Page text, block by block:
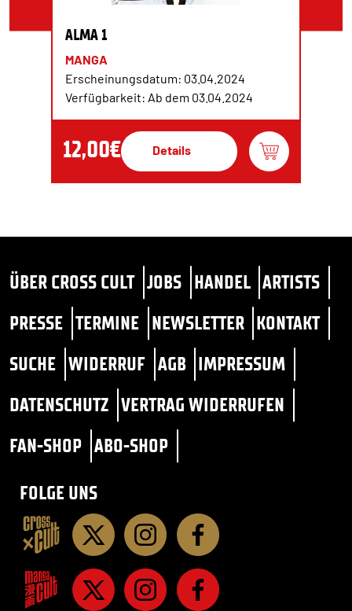
ALMA 1
MANGA
Erscheinungsdatum: 03.04.2024
Verfügbarkeit: Ab dem 03.04.2024
12,00€ Details
ÜBER CROSS CULT JOBS HANDEL ARTISTS
PRESSE TERMINE NEWSLETTER KONTAKT
SUCHE WIDERRUF AGB IMPRESSUM
DATENSCHUTZ VERTRAG WIDERRUFEN
FAN-SHOP ABO-SHOP
FOLGE UNS